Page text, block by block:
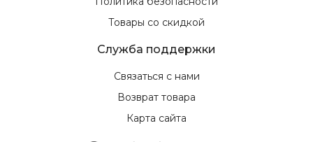
Товары со скидкой
Служба поддержки
Связаться с нами
Возврат товара
Карта сайта